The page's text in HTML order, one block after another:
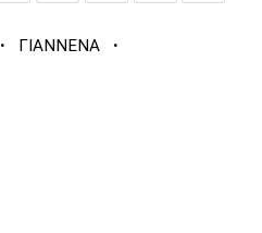
· ΓΙΑΝΝΕΝΑ ·